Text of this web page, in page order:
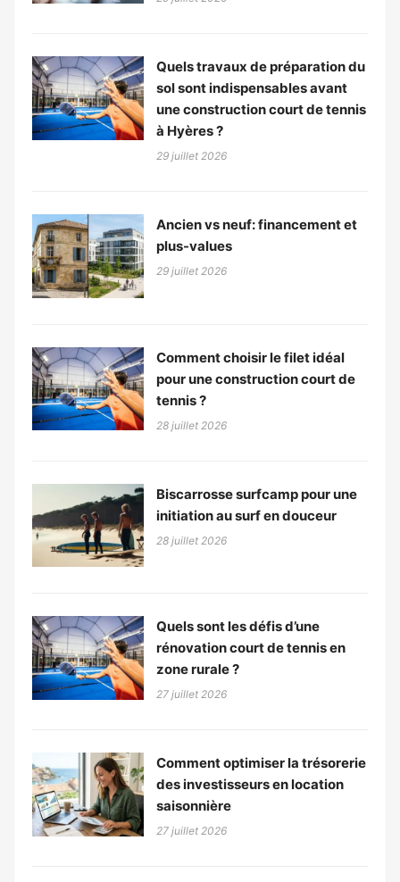
Quels travaux de préparation du
sol sont indispensables avant
une construction court de tennis
à Hyères ?
29 juillet 2026
Ancien vs neuf: financement et
plus-values
29 juillet 2026
Comment choisir le filet idéal
pour une construction court de
tennis ?
28 juillet 2026
Biscarrosse surfcamp pour une
initiation au surf en douceur
28 juillet 2026
Quels sont les défis d’une
rénovation court de tennis en
zone rurale ?
27 juillet 2026
Comment optimiser la trésorerie
des investisseurs en location
saisonnière
27 juillet 2026